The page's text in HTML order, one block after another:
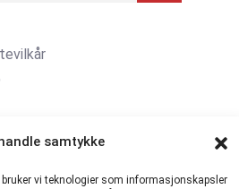
samtykke
bruker vi teknologier som informasjonskapsler
|hmsdirekte.no